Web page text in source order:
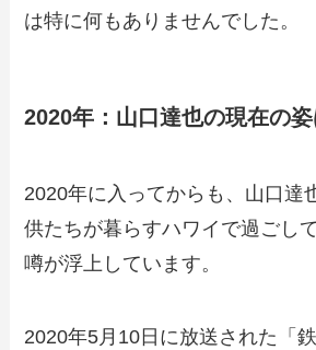
は特に何もありませんでした。
2020年：山口達也の現在の姿
2020年に入ってからも、山口達
供たちが暮らすハワイで過ごし
噂が浮上しています。
2020年5月10日に放送された「鉄